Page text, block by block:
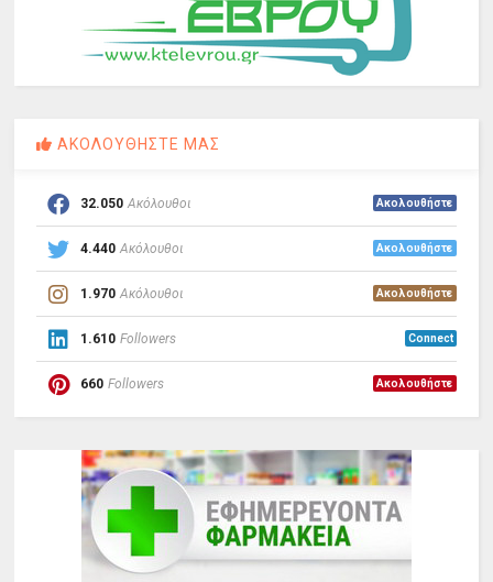
ΑΚΟΛΟΥΘΗΣΤΕ ΜΑΣ
32.050 Ακόλουθοι Ακολουθήστε
4.440 Ακόλουθοι Ακολουθήστε
1.970 Ακόλουθοι Ακολουθήστε
1.610 Followers Connect
660 Followers Ακολουθήστε